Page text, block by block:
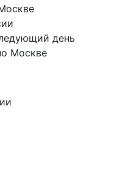
день
Москве